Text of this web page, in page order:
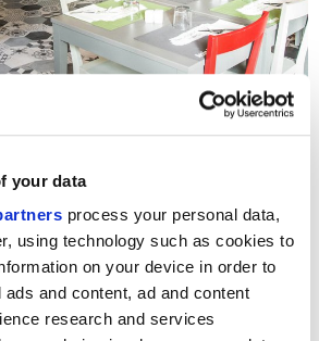
your data
process your personal data,
using technology such as cookies to
on your device in order to
and content, ad and content
research and services
italiano en el corazón de Niza, se
cálido e informal gracias a la selección
y pavimentos de intensas gráficas.
los clientes son acogidos por las
hexagonales de Terra, propuestas